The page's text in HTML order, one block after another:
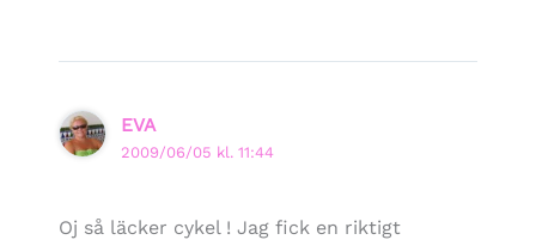
EVA
2009/06/05 kl. 11:44
Oj så läcker cykel ! Jag fick en riktigt